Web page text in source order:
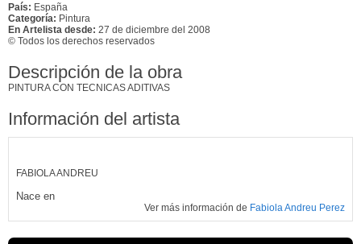
País: España
Categoría: Pintura
En Artelista desde: 27 de diciembre del 2008
© Todos los derechos reservados
Descripción de la obra
PINTURA CON TECNICAS ADITIVAS
Información del artista
FABIOLA ANDREU
Nace en
Ver más información de Fabiola Andreu Perez